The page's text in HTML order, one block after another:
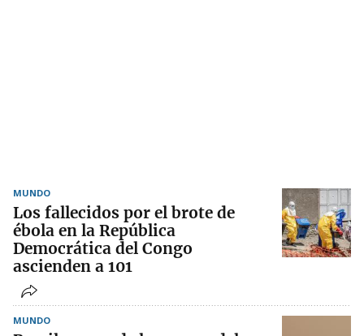
MUNDO
Los fallecidos por el brote de
ébola en la República
Democrática del Congo
ascienden a 101
MUNDO